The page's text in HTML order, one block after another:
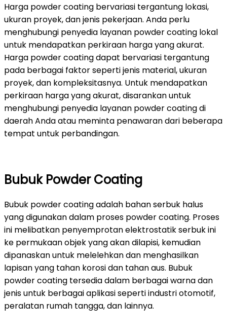
Harga powder coating bervariasi tergantung lokasi,
ukuran proyek, dan jenis pekerjaan. Anda perlu
menghubungi penyedia layanan powder coating lokal
untuk mendapatkan perkiraan harga yang akurat.
Harga powder coating dapat bervariasi tergantung
pada berbagai faktor seperti jenis material, ukuran
proyek, dan kompleksitasnya. Untuk mendapatkan
perkiraan harga yang akurat, disarankan untuk
menghubungi penyedia layanan powder coating di
daerah Anda atau meminta penawaran dari beberapa
tempat untuk perbandingan.
Bubuk Powder Coating
Bubuk powder coating adalah bahan serbuk halus
yang digunakan dalam proses powder coating. Proses
ini melibatkan penyemprotan elektrostatik serbuk ini
ke permukaan objek yang akan dilapisi, kemudian
dipanaskan untuk melelehkan dan menghasilkan
lapisan yang tahan korosi dan tahan aus. Bubuk
powder coating tersedia dalam berbagai warna dan
jenis untuk berbagai aplikasi seperti industri otomotif,
peralatan rumah tangga, dan lainnya.